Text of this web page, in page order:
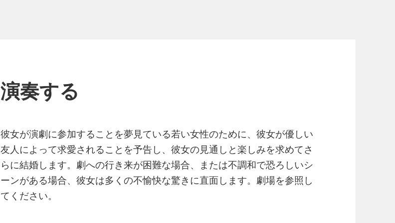
演奏する
彼女が演劇に参加することを夢見ている若い女性のために、彼女が優しい
友人によって求愛されることを予告し、彼女の見通しと楽しみを求めてさ
らに結婚します。劇への行き来が困難な場合、または不調和で恐ろしいシ
ーンがある場合、彼女は多くの不愉快な驚きに直面します。劇場を参照し
てください。